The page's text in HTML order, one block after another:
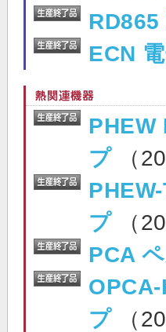
ECN
PHEW
プ（
プ（
PCA
プ（